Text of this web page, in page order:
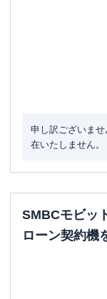
申し訳ございま
在いたしません。
SMBCモビッ
ローン契約機